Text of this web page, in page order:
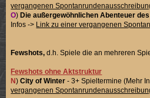
vergangenen
O)Die außergewöhnlichen Abenteuer
Infos -> Link zu einer vergangenen
Fewshots, d.h. Spiele die an mehreren
Fewshots ohne Aktstruktur
N)City of Winter - 3+ Spieltermine (Mehr
vergangenen